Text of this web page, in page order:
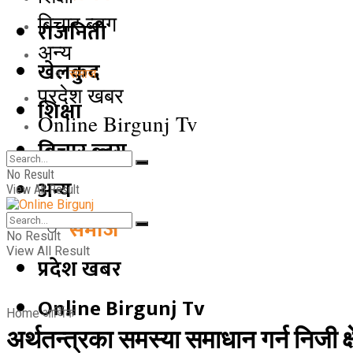
राजनिती
खेलकुद
शिक्षा
बिचार ब्लग
अन्य
समाज
प्रदेश खबर
Online Birgunj Tv
बिचार ब्लग
अन्य
समाज
प्रदेश खबर
Online Birgunj Tv
No Result
View All Result
No Result
View All Result
Home आर्थिक
अर्थतन्त्रका समस्या समाधान गर्न निजी